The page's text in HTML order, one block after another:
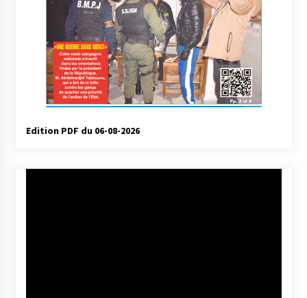
Edition PDF du 06-08-2026